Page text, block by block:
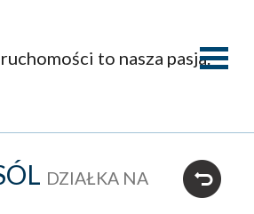
to nasza pasja.
firmie
Oferty
DZIAŁKA NA